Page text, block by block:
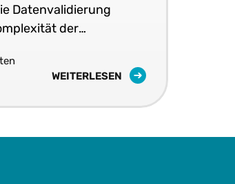
Datenvalidierung
der
WEITERLESEN